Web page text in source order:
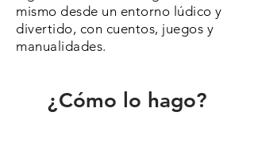
mismo desde un entorno lúdico y
divertido, con cuentos, juegos y
manualidades.
¿Cómo lo hago?